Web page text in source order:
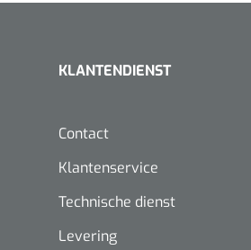
KLANTENDIENST
Contact
Klantenservice
Technische dienst
Levering